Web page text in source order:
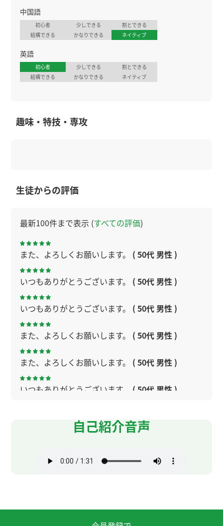
中国語
初心者 少しできる
割とできる
結構できる
かなりできる ネイティブ
英語
初心者 少しできる
割とできる
結構できる
かなりできる ネイティブ
趣味・特技・専攻
生徒からの評価
最新100件まで表示 (すべての評価)
また、よろしくお願いします。 ( 50代 男性 )
いつもありがとうございます。 ( 50代 男性 )
いつもありがとうございます。 ( 50代 男性 )
また、よろしくお願いします。 ( 50代 男性 )
また、よろしくお願いします。 ( 50代 男性 )
いつもありがとうございます。 ( 50代 男性 )
自己紹介音声